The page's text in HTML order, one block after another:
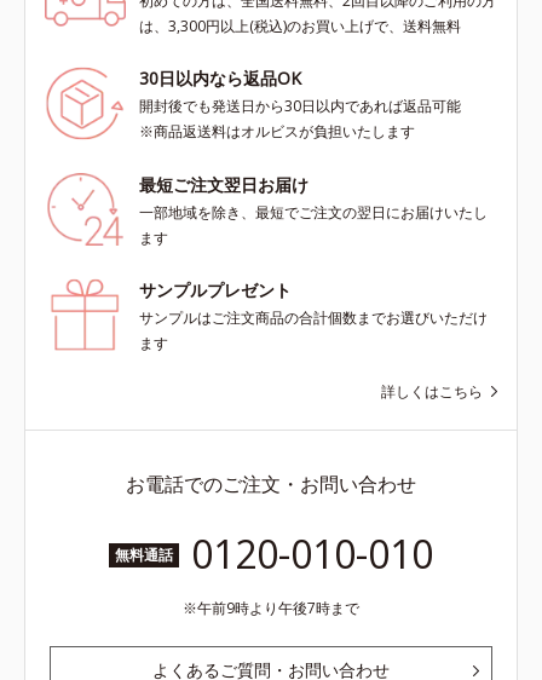
は、3,300円以上(税込)のお買い上げで、送料無料
30日以内なら返品OK
開封後でも発送日から30日以内であれば返品可能
※商品返送料はオルビスが負担いたします
最短ご注文翌日お届け
一部地域を除き、最短でご注文の翌日にお届けいたし
ます
サンプルプレゼント
サンプルはご注文商品の合計個数までお選びいただけ
ます
詳しくはこちら
お電話でのご注文・お問い合わせ
無料通話 0120-010-010
午前9時より午後7時まで
よくあるご質問・お問い合わせ